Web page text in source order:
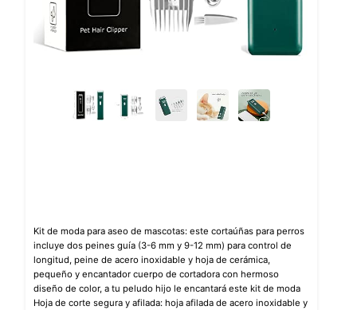
Kit de moda para aseo de mascotas: este cortaúñas para perros
incluye dos peines guía (3-6 mm y 9-12 mm) para control de
longitud, peine de acero inoxidable y hoja de cerámica,
pequeño y encantador cuerpo de cortadora con hermoso
diseño de color, a tu peludo hijo le encantará este kit de moda
Hoja de corte segura y afilada: hoja afilada de acero inoxidable y